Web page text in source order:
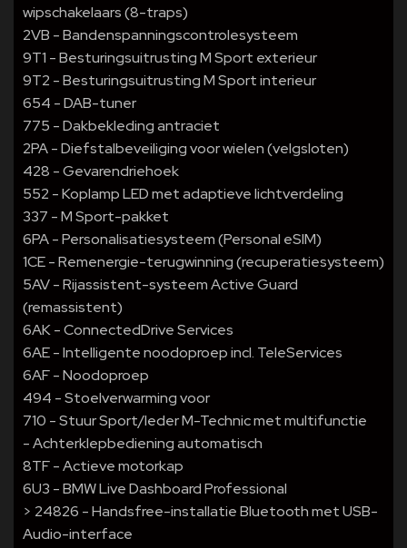
wipschakelaars (8-traps)
2VB - Bandenspanningscontrolesysteem
9T1 - Besturingsuitrusting M Sport exterieur
9T2 - Besturingsuitrusting M Sport interieur
654 - DAB-tuner
775 - Dakbekleding antraciet
2PA - Diefstalbeveiliging voor wielen (velgsloten)
428 - Gevarendriehoek
552 - Koplamp LED met adaptieve lichtverdeling
337 - M Sport-pakket
6PA - Personalisatiesysteem (Personal eSIM)
1CE - Remenergie-terugwinning (recuperatiesysteem)
5AV - Rijassistent-systeem Active Guard
(remassistent)
6AK - ConnectedDrive Services
6AE - Intelligente noodoproep incl. TeleServices
6AF - Noodoproep
494 - Stoelverwarming voor
710 - Stuur Sport/leder M-Technic met multifunctie
- Achterklepbediening automatisch
8TF - Actieve motorkap
6U3 - BMW Live Dashboard Professional
> 24826 - Handsfree-installatie Bluetooth met USB-
Audio-interface